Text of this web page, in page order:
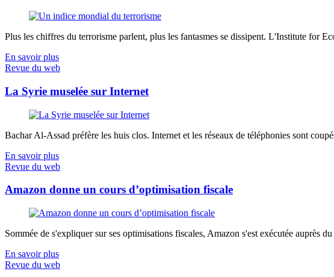
Plus les chiffres du terrorisme parlent, plus les fantasmes se dissipent. L'Institute for
En savoir plus
Revue du web
La Syrie muselée sur Internet
Bachar Al-Assad préfère les huis clos. Internet et les réseaux de téléphonies sont
En savoir plus
Revue du web
Amazon donne un cours d’optimisation fiscale
Sommée de s'expliquer sur ses optimisations fiscales, Amazon s'est exécutée auprès
En savoir plus
Revue du web